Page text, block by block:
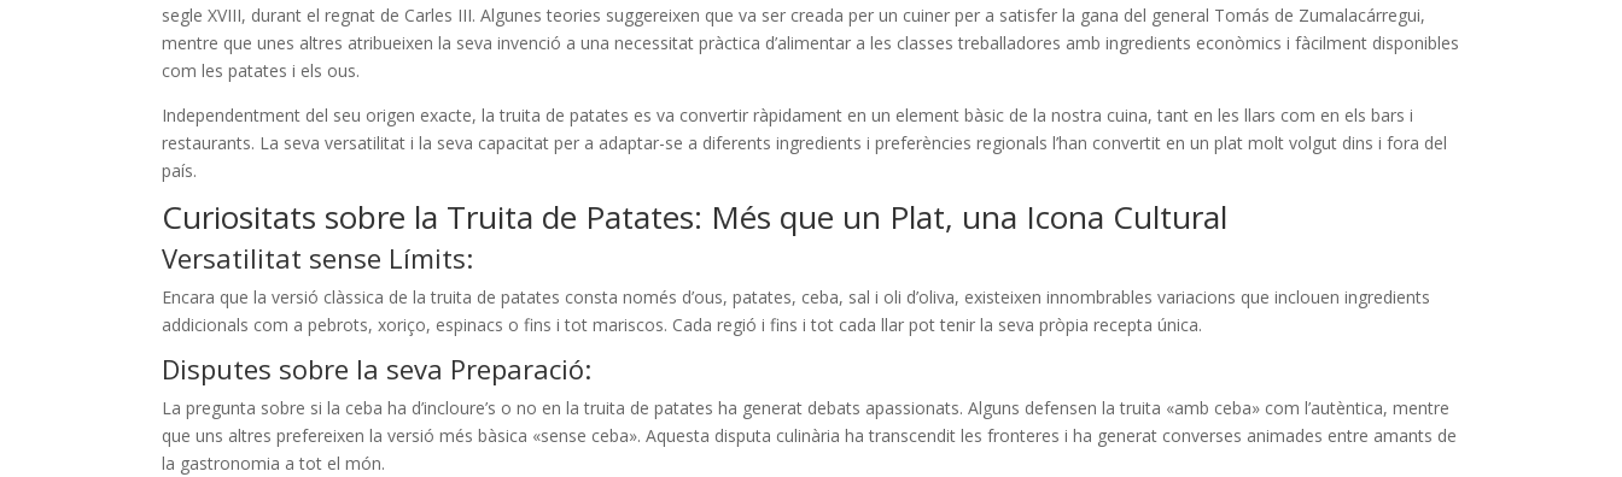
segle XVIII, durant el regnat de Carles III. Algunes teories suggereixen que va ser creada per un cuiner per a satisfer la gana del general Tomás de Zumalacárregui,
mentre que unes altres atribueixen la seva invenció a una necessitat pràctica d’alimentar a les classes treballadores amb ingredients econòmics i fàcilment disponibles
com les patates i els ous.
Independentment del seu origen exacte, la truita de patates es va convertir ràpidament en un element bàsic de la nostra cuina, tant en les llars com en els bars i
restaurants. La seva versatilitat i la seva capacitat per a adaptar-se a diferents ingredients i preferències regionals l’han convertit en un plat molt volgut dins i fora del
país.
Curiositats sobre la Truita de Patates: Més que un Plat, una Icona Cultural
Versatilitat sense Límits:
Encara que la versió clàssica de la truita de patates consta només d’ous, patates, ceba, sal i oli d’oliva, existeixen innombrables variacions que inclouen ingredients
addicionals com a pebrots, xoriço, espinacs o fins i tot mariscos. Cada regió i fins i tot cada llar pot tenir la seva pròpia recepta única.
Disputes sobre la seva Preparació:
La pregunta sobre si la ceba ha d’incloure’s o no en la truita de patates ha generat debats apassionats. Alguns defensen la truita «amb ceba» com l’autèntica, mentre
que uns altres prefereixen la versió més bàsica «sense ceba». Aquesta disputa culinària ha transcendit les fronteres i ha generat converses animades entre amants de
la gastronomia a tot el món.